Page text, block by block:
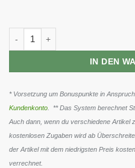
Olimp Ashwagandha 600 Sport
IN DEN
* Vorsetzung um Bonuspunkte in
Kundenkonto . ** Das System berechnet
Auch dann, wenn du verschiedene Artikel
kostenlosen Zugaben wird ab
der Artikel mit dem niedrigsten Preis
verrechnet.